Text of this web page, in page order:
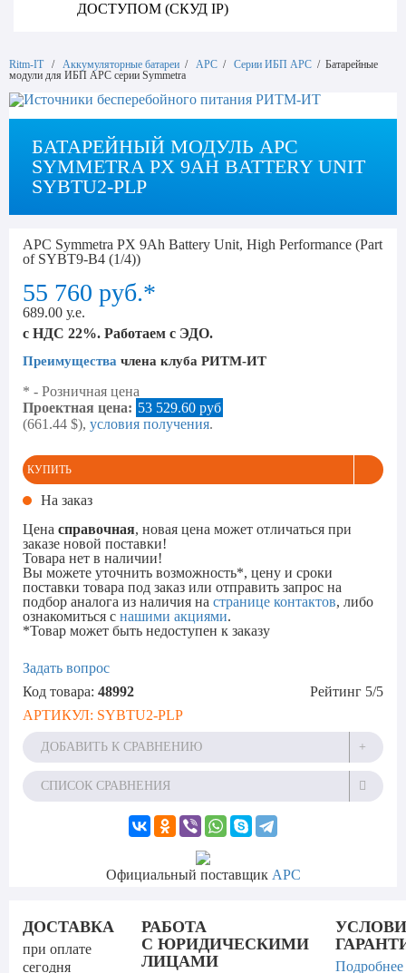
ДОСТУПОМ (СКУД IP)
Ritm-IT/ Аккумуляторные батареи / APC / Серии ИБП APC / Батарейные
модули для ИБП APC серии Symmetra
БАТАРЕЙНЫЙ МОДУЛЬ APC
SYMMETRA PX 9AH BATTERY UNIT
SYBTU2-PLP
APC Symmetra PX 9Ah Battery Unit, High Performance (Part
of SYBT9-B4 (1/4))
55 760 руб.*
689.00 у.е.
с НДС 22%. Работаем с ЭДО.
Преимущества члена клуба РИТМ-ИТ
* - Розничная цена
Проектная цена: 53 529.60 руб
(661.44 $), условия получения.
КУПИТЬ
На заказ
Цена справочная, новая цена может отличаться при
заказе новой поставки!
Товара нет в наличии!
Вы можете уточнить возможность*, цену и сроки
поставки товара под заказ или отправить запрос на
подбор аналога из наличия на странице контактов, либо
ознакомиться с нашими акциями.
*Товар может быть недоступен к заказу
Задать вопрос
Рейтинг 5/5
Код товара: 48992
АРТИКУЛ: SYBTU2-PLP
ДОБАВИТЬ К СРАВНЕНИЮ
СПИСОК СРАВНЕНИЯ
Официальный поставщик APC
ДОСТАВКА
при оплате
сегодня
РАБОТА
С ЮРИДИЧЕСКИМИ
ЛИЦАМИ
Подробнее